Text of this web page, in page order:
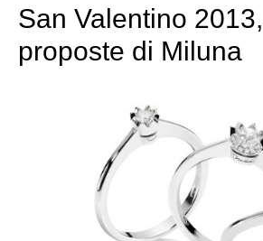
San Valentino
proposte di Miluna